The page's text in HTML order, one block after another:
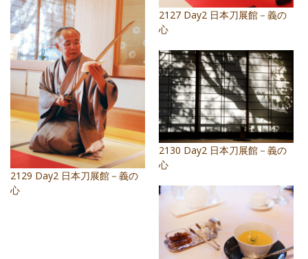
2127 Day2 日本刀展館－義の
心
2129 Day2 日本刀展館－義の
心
2130 Day2 日本刀展館－義の
心